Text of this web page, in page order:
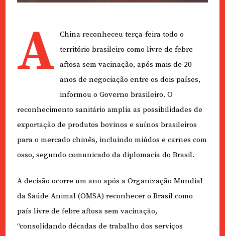
A China reconheceu terça-feira todo o
território brasileiro como livre de febre
aftosa sem vacinação, após mais de 20
anos de negociação entre os dois países,
informou o Governo brasileiro. O
reconhecimento sanitário amplia as possibilidades de
exportação de produtos bovinos e suínos brasileiros
para o mercado chinês, incluindo miúdos e carnes com
osso, segundo comunicado da diplomacia do Brasil.
A decisão ocorre um ano após a Organização Mundial
da Saúde Animal (OMSA) reconhecer o Brasil como
país livre de febre aftosa sem vacinação,
“consolidando décadas de trabalho dos serviços